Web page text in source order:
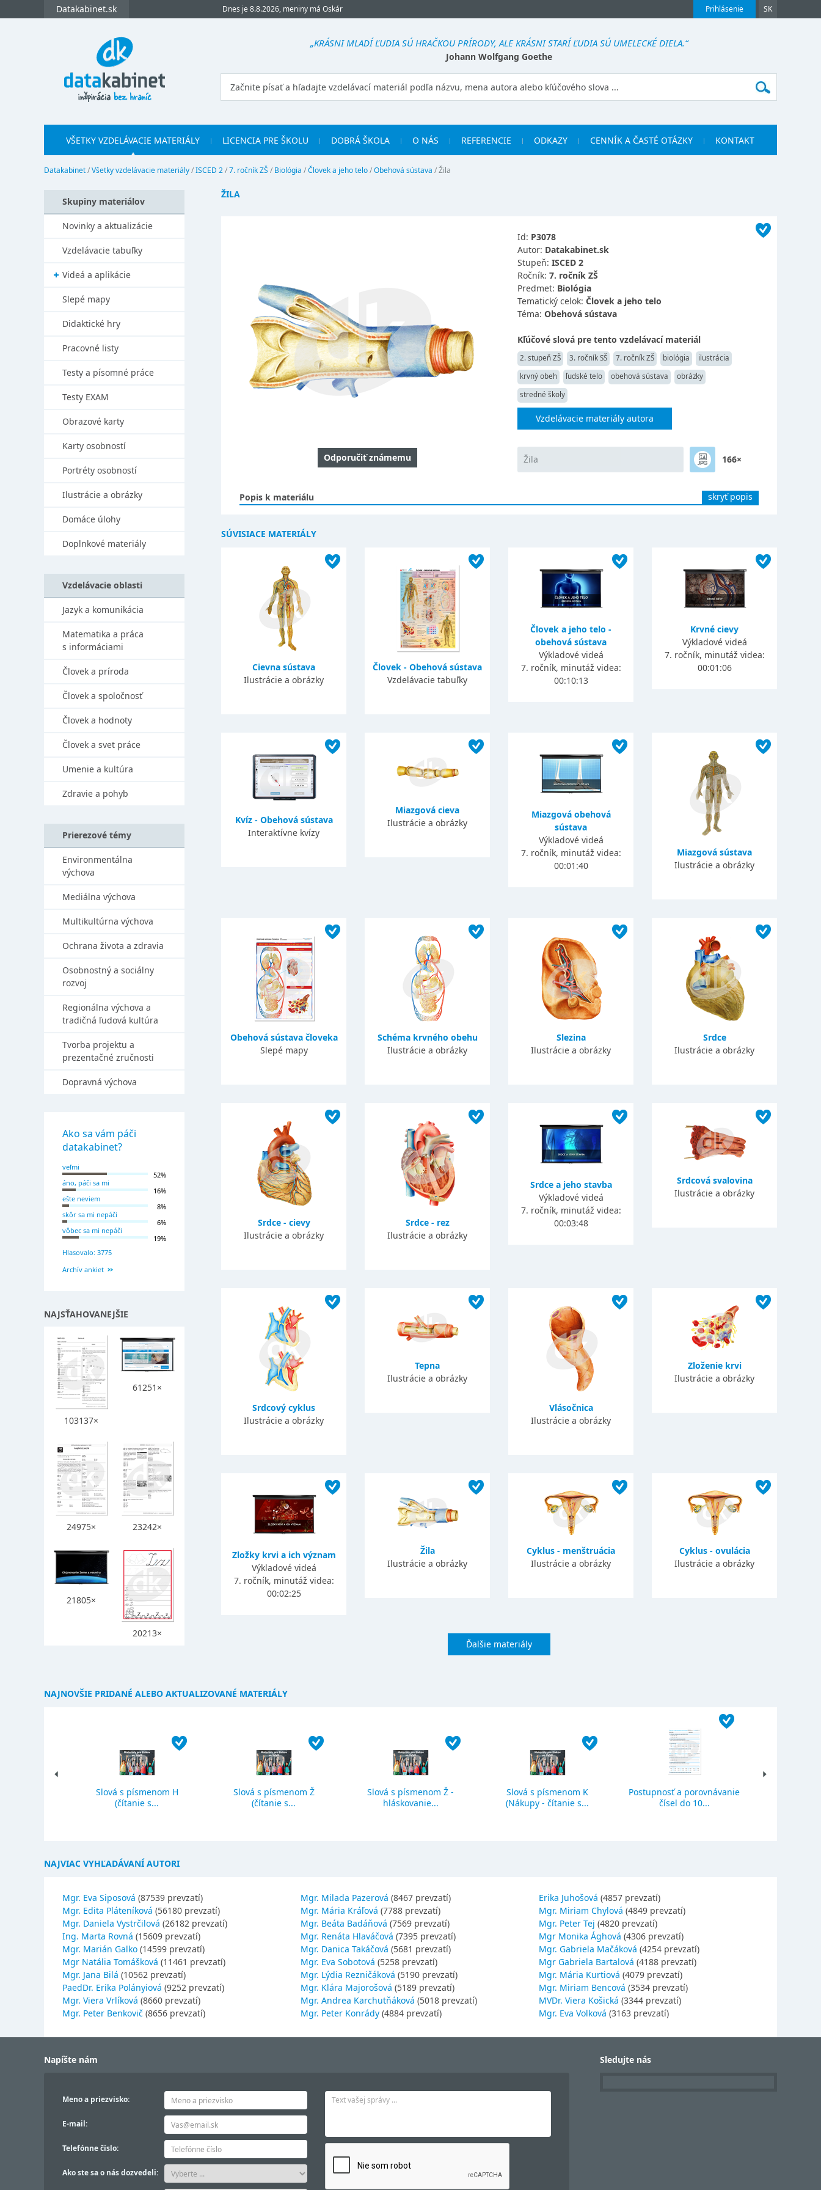
Prihlásenie SK
Datakabinet.sk Dnes je 8.8.2026, meniny má Oskár
„KRÁSNI MLADÍ ĽUDIA SÚ HRAČKOU PRÍRODY, ALE KRÁSNI STARÍ ĽUDIA SÚ UMELECKÉ DIELA.“
Johann Wolfgang Goethe
VŠETKY VZDELÁVACIE MATERIÁLY LICENCIA PRE ŠKOLU DOBRÁ ŠKOLA O NÁS REFERENCIE ODKAZY CENNÍK A ČASTÉ OTÁZKY KONTAKT
Datakabinet/Všetky vzdelávacie materiály/ISCED 2/7. ročník ZŠ / Biológia /Človek a jeho telo/Obehová sústava /Žila
ŽILA
Odporučiť známemu
Id: P3078
Autor: Datakabinet.sk
Stupeň: ISCED 2
Ročník: 7. ročník ZŠ
Predmet: Biológia
Tematický celok: Človek a jeho telo
Téma: Obehová sústava
Kľúčové slová pre tento vzdelávací materiál
2. stupeň ZŠ 3. ročník SŠ 7. ročník ZŠ biológia
ilustrácia
krvný obeh
ľudské telo obehová sústava
obrázky
stredné školy
Vzdelávacie materiály autora
Žila 166×
Popis k materiálu skryť popis
SÚVISIACE MATERIÁLY
Cievna sústava
Ilustrácie a obrázky
Človek - Obehová sústava
Vzdelávacie tabuľky
Človek a jeho telo -
obehová sústava
Výkladové videá
7. ročník, minutáž videa:
00:10:13
Krvné cievy
Výkladové videá
7. ročník, minutáž videa:
00:01:06
Kvíz - Obehová sústava
Interaktívne kvízy
Miazgová cieva
Ilustrácie a obrázky
Miazgová obehová
sústava
Výkladové videá
7. ročník, minutáž videa:
00:01:40
Miazgová sústava
Ilustrácie a obrázky
Obehová sústava človeka
Slepé mapy
Schéma krvného obehu
Ilustrácie a obrázky
Slezina
Ilustrácie a obrázky
Srdce
Ilustrácie a obrázky
Srdce - cievy
Ilustrácie a obrázky
Srdce - rez
Ilustrácie a obrázky
Srdce a jeho stavba
Výkladové videá
7. ročník, minutáž videa:
00:03:48
Srdcová svalovina
Ilustrácie a obrázky
Srdcový cyklus
Ilustrácie a obrázky
Tepna
Ilustrácie a obrázky
Vlásočnica
Ilustrácie a obrázky
Zloženie krvi
Ilustrácie a obrázky
Zložky krvi a ich význam
Výkladové videá
7. ročník, minutáž videa:
00:02:25
Žila
Ilustrácie a obrázky
Cyklus - menštruácia
Ilustrácie a obrázky
Cyklus - ovulácia
Ilustrácie a obrázky
Ďalšie materiály
Skupiny materiálov
Novinky a aktualizácie
Vzdelávacie tabuľky
Videá a aplikácie
Slepé mapy
Didaktické hry
Pracovné listy
Testy a písomné práce
Testy EXAM
Obrazové karty
Karty osobností
Portréty osobností
Ilustrácie a obrázky
Domáce úlohy
Doplnkové materiály
Vzdelávacie oblasti
Jazyk a komunikácia
Matematika a práca
s informáciami
Človek a príroda
Človek a spoločnosť
Človek a hodnoty
Človek a svet práce
Umenie a kultúra
Zdravie a pohyb
Prierezové témy
Environmentálna
výchova
Mediálna výchova
Multikultúrna výchova
Ochrana života a zdravia
Osobnostný a sociálny
rozvoj
Regionálna výchova a
tradičná ľudová kultúra
Tvorba projektu a
prezentačné zručnosti
Dopravná výchova
Ako sa vám páči
datakabinet?
veľmi
52%
áno, páči sa mi
16%
ešte neviem
8%
skôr sa mi nepáči
6%
vôbec sa mi nepáči
19%
Hlasovalo: 3775
Archív ankiet
NAJSŤAHOVANEJŠIE
103137×
61251×
24975× 23242×
21805×
20213×
NAJNOVŠIE PRIDANÉ ALEBO AKTUALIZOVANÉ MATERIÁLY
Slová s písmenom H
(čítanie s...
Slová s písmenom Ž
(čítanie s...
Slová s písmenom Ž -
hláskovanie...
Slová s písmenom K
(Nákupy - čítanie s...
Postupnosť a porovnávanie
čísel do 10...
NAJVIAC VYHĽADÁVANÍ AUTORI
Mgr. Eva Siposová (87539 prevzatí)
Mgr. Edita Pláteníková (56180 prevzatí)
Mgr. Daniela Vystrčilová (26182 prevzatí)
Ing. Marta Rovná (15609 prevzatí)
Mgr. Marián Galko (14599 prevzatí)
Mgr Natália Tomášková (11461 prevzatí)
Mgr. Jana Bilá (10562 prevzatí)
PaedDr. Erika Polányiová (9252 prevzatí)
Mgr. Viera Vrlíková (8660 prevzatí)
Mgr. Peter Benkovič (8656 prevzatí)
Mgr. Milada Pazerová (8467 prevzatí)
Mgr. Mária Kráľová (7788 prevzatí)
Mgr. Beáta Badáňová (7569 prevzatí)
Mgr. Renáta Hlaváčová (7395 prevzatí)
Mgr. Danica Takáčová (5681 prevzatí)
Mgr. Eva Sobotová (5258 prevzatí)
Mgr. Lýdia Rezničáková (5190 prevzatí)
Mgr. Klára Majorošová (5189 prevzatí)
Mgr. Andrea Karchutňáková (5018 prevzatí)
Mgr. Peter Konrády (4884 prevzatí)
Erika Juhošová (4857 prevzatí)
Mgr. Miriam Chylová (4849 prevzatí)
Mgr. Peter Tej (4820 prevzatí)
Mgr Monika Ághová (4306 prevzatí)
Mgr. Gabriela Mačáková (4254 prevzatí)
Mgr Gabriela Bartalová (4188 prevzatí)
Mgr. Mária Kurtiová (4079 prevzatí)
Mgr. Miriam Bencová (3534 prevzatí)
MVDr. Viera Košická (3344 prevzatí)
Mgr. Eva Volková (3163 prevzatí)
Napíšte nám
Meno a priezvisko:
E-mail:
Telefónne číslo:
Ako ste sa o nás dozvedeli:
Sledujte nás